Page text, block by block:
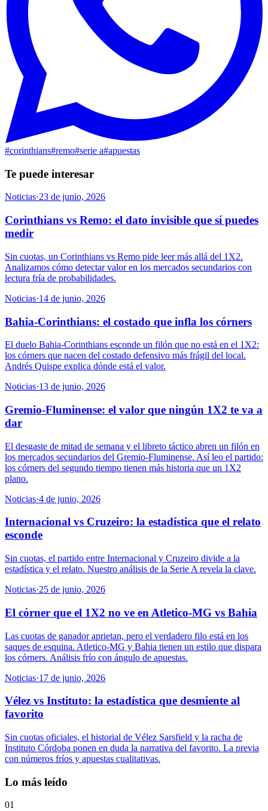
#corinthians#remo#serie a#apuestas
Te puede interesar
Noticias·23 de junio, 2026
Corinthians vs Remo: el dato invisible que sí puedes
medir
Sin cuotas, un Corinthians vs Remo pide leer más allá del 1X2.
Analizamos cómo detectar valor en los mercados secundarios con
lectura fría de probabilidades.
Noticias·14 de junio, 2026
Bahia-Corinthians: el costado que infla los córners
El duelo Bahia-Corinthians esconde un filón que no está en el 1X2:
los córners que nacen del costado defensivo más frágil del local.
Andrés Quispe explica dónde está el valor.
Noticias·13 de junio, 2026
Gremio-Fluminense: el valor que ningún 1X2 te va a
dar
El desgaste de mitad de semana y el libreto táctico abren un filón en
los mercados secundarios del Gremio-Fluminense. Así leo el partido:
los córners del segundo tiempo tienen más historia que un 1X2
plano.
Noticias·4 de junio, 2026
Internacional vs Cruzeiro: la estadística que el relato
esconde
Sin cuotas, el partido entre Internacional y Cruzeiro divide a la
estadística y el relato. Nuestro análisis de la Serie A revela la clave.
Noticias·25 de junio, 2026
El córner que el 1X2 no ve en Atletico-MG vs Bahia
Las cuotas de ganador aprietan, pero el verdadero filo está en los
saques de esquina. Atletico-MG y Bahia tienen un estilo que dispara
los córners. Análisis frío con ángulo de apuestas.
Noticias·17 de junio, 2026
Vélez vs Instituto: la estadística que desmiente al
favorito
Sin cuotas oficiales, el historial de Vélez Sarsfield y la racha de
Instituto Córdoba ponen en duda la narrativa del favorito. La previa
con números fríos y apuestas cualitativas.
Lo más leído
01